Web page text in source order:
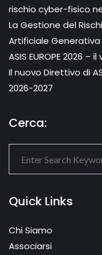
rischio cyber-fisico
La Gestione del
Artificiale Generativa
ASIS EUROPE 2026
Il nuovo Direttivo di
2026-2027
Cerca:
Quick Links
Chi Siamo
Associarsi